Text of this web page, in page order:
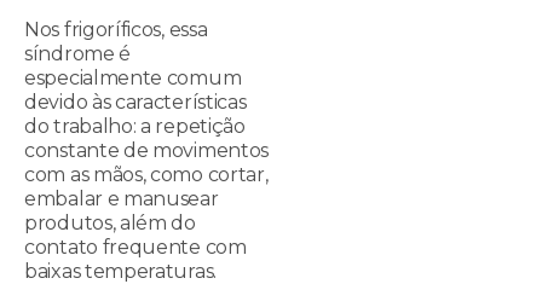
Nos frigoríficos, essa
síndrome é
especialmente comum
devido às características
do trabalho: a repetição
constante de movimentos
com as mãos, como cortar,
embalar e manusear
produtos, além do
contato frequente com
baixas temperaturas.